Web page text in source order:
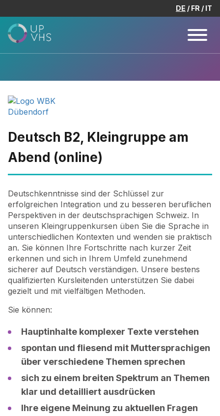
DE FR IT
Deutsch B2, Kleingruppe am
Abend (online)
Deutschkenntnisse sind der Schlüssel zur
erfolgreichen Integration und zu besseren beruflichen
Perspektiven in der deutschsprachigen Schweiz. In
unseren Kleingruppenkursen üben Sie die Sprache in
unterschiedlichen Kontexten und wenden sie praktisch
an. Sie können Ihre Fortschritte nach kurzer Zeit
erkennen und sich in Ihrem Umfeld zunehmend
sicherer auf Deutsch verständigen. Unsere bestens
qualifizierten Kursleitenden unterstützen Sie dabei
gezielt und mit vielfältigen Methoden.
Sie können:
Hauptinhalte komplexer Texte verstehen
spontan und fliesend mit Muttersprachigen
über verschiedene Themen sprechen
sich zu einem breiten Spektrum an Themen
klar und detailliert ausdrücken
Ihre eigene Meinung zu aktuellen Fragen